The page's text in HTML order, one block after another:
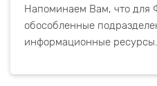
Напоминаем Вам, что
обособленные
информационные ресурсы.